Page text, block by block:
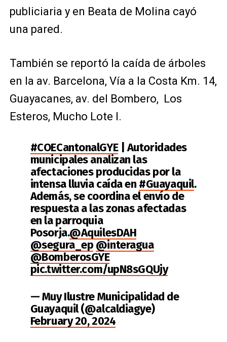
publiciaria y en Beata de Molina cayó
una pared.
También se reportó la caída de árboles
en la av. Barcelona, Vía a la Costa Km. 14,
Guayacanes, av. del Bombero, Los
Esteros, Mucho Lote I.
#COECantonalGYE| Autoridades
municipales analizan las
afectaciones producidas por la
intensa lluvia caída en #Guayaquil.
Además, se coordina el envío de
respuesta a las zonas afectadas
en la parroquia
Posorja.@AquilesDAH
@segura_ep @interagua
@BomberosGYE
pic.twitter.com/upN8sGQUjy
— Muy Ilustre Municipalidad de
Guayaquil (@alcaldiagye)
February 20, 2024